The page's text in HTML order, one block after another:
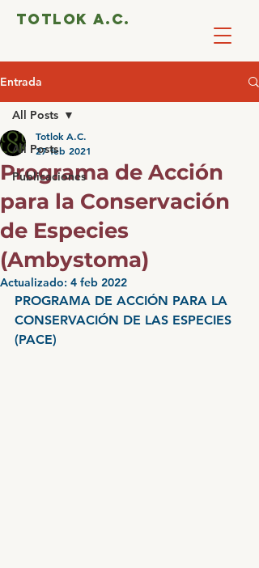
totlok a.c.
Entrada
All Posts
Publicaciones
All Posts
Programa de Acción
para la Conservación
de Especies
(Ambystoma)
Totlok A.C.
27 feb 2021
Actualizado: 4 feb 2022
PROGRAMA DE ACCIÓN PARA LA
CONSERVACIÓN DE LAS ESPECIES
(PACE)